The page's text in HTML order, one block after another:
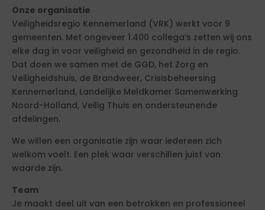
Onze organisatie
Veiligheidsregio Kennemerland (VRK) werkt voor 9
gemeenten. Met ongeveer 1.400 collega’s zetten wij ons
elke dag in voor veiligheid en gezondheid in de regio.
Dat doen we samen met de GGD, het Zorg en
Veiligheidshuis, de Brandweer, Crisisbeheersing
Kennemerland, Landelijke Meldkamer Samenwerking
Noord-Holland, Veilig Thuis en ondersteunende
afdelingen.
We willen een organisatie zijn waar iedereen zich
welkom voelt. Een plek waar verschillen juist van
waarde zijn.
Team
Je maakt deel uit van een betrokken en professioneel